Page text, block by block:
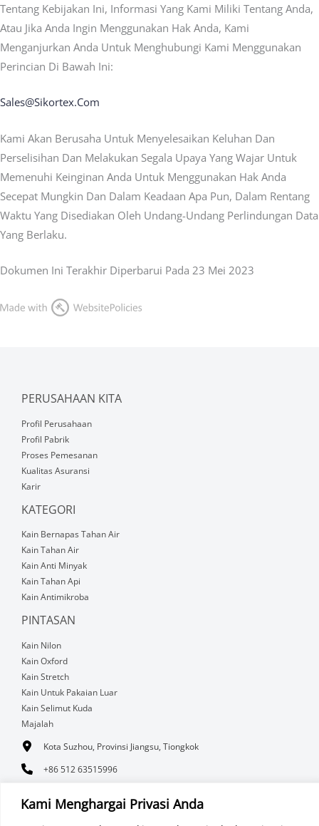
Kami Menghargai Privasi Anda
Tentang Kebijakan Ini, Informasi Yang Kami Miliki Tentang Anda,
Atau Jika Anda Ingin Menggunakan Hak Anda, Kami
Menganjurkan Anda Untuk Menghubungi Kami Menggunakan
Perincian Di Bawah Ini:
Sales@sikortex.com
Kami Akan Berusaha Untuk Menyelesaikan Keluhan Dan
Perselisihan Dan Melakukan Segala Upaya Yang Wajar Untuk
Memenuhi Keinginan Anda Untuk Menggunakan Hak Anda
Secepat Mungkin Dan Dalam Keadaan Apa Pun, Dalam Rentang
Waktu Yang Disediakan Oleh Undang-Undang Perlindungan Data
Yang Berlaku.
Dokumen Ini Terakhir Diperbarui Pada 23 Mei 2023
PERUSAHAAN KITA
Profil Perusahaan
Profil Pabrik
Proses Pemesanan
Kualitas Asuransi
Karir
KATEGORI
Kain Bernapas Tahan Air
Kain Tahan Air
Kain Anti Minyak
Kain Tahan Api
Kain Antimikroba
PINTASAN
Kain Nilon
Kain Oxford
Kain Stretch
Kain Untuk Pakaian Luar
Kain Selimut Kuda
Majalah
Kota Suzhou, Provinsi Jiangsu, Tiongkok
+86 512 63515996